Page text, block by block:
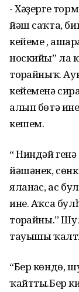
- Хәҙерге
йәш саҡта,
кейеме ,
носкийы” ла
торғайныҡ.
кейеменә
алып бөтә
кешем.
“ Ниндәй
йәшәнек,
яланғас, ас
ине. Аҡса
торғайны.”
тауышы
“Бер көндө,
ҡайтты.Бер